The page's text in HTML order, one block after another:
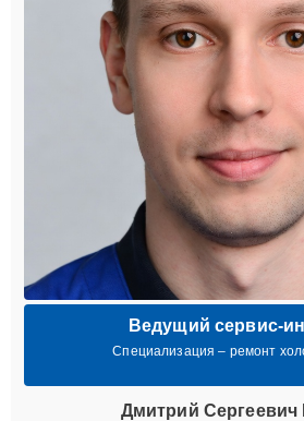
Ведущий сервис-
Специализация – ремонт
Дмитрий Сергеевич